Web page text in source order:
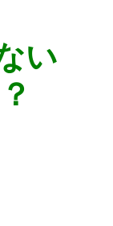
い